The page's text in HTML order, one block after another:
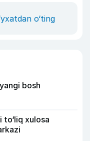
o‘ting
bosh
to‘liq xulosa